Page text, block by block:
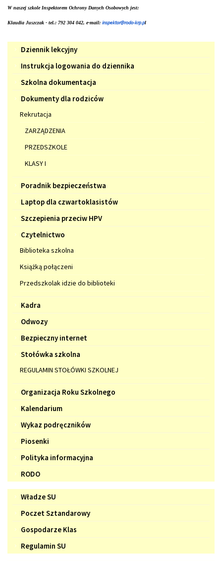
W naszej szkole Inspektorem Ochrony Danych Osobowych jest:
Klaudia Juszczak - tel.: 792 304 042, e-mail: inspektor@rodo-krp.pl
Menu
Dziennik lekcyjny
Instrukcja logowania do dziennika
Szkolna dokumentacja
Dokumenty dla rodziców
Rekrutacja
ZARZĄDZENIA
PRZEDSZKOLE
KLASY I
Poradnik bezpieczeństwa
Laptop dla czwartoklasistów
Szczepienia przeciw HPV
Czytelnictwo
Biblioteka szkolna
Książką połączeni
Przedszkolak idzie do biblioteki
Kadra
Odwozy
Bezpieczny internet
Stołówka szkolna
REGULAMIN STOŁÓWKI SZKOLNEJ
Organizacja Roku Szkolnego
Kalendarium
Wykaz podręczników
Piosenki
Polityka informacyjna
RODO
Samorząd
Władze SU
Poczet Sztandarowy
Gospodarze Klas
Regulamin SU